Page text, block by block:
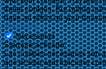
these cookies. But opting
have an effect on your
Necesarias
Necesarias
Siempre activado
Las cookies necesarias son
que el sitio web funcione